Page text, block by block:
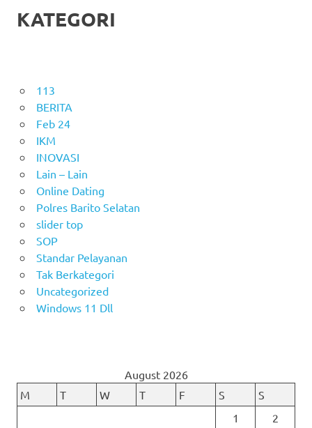
KATEGORI
113
BERITA
Feb 24
IKM
INOVASI
Lain – Lain
Online Dating
Polres Barito Selatan
slider top
SOP
Standar Pelayanan
Tak Berkategori
Uncategorized
Windows 11 Dll
August 2026
M
T W T F S
S
1
2